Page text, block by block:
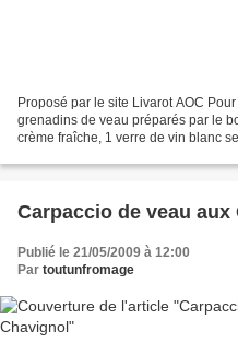
Proposé par le site Livarot AOC
grenadins de veau préparés par le
crème fraîche, 1 verre de vin blanc
Carpaccio de veau
Publié le 21/05/2009 à 12:00
Par toutunfromage